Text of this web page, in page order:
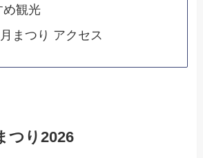
め観光
まつり アクセス
つり2026